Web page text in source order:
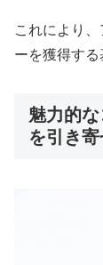
これにより
ーを獲得する
魅力的
を引き寄